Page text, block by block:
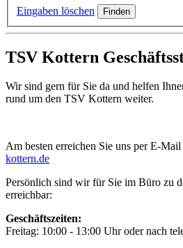
Eingaben löschen
TSV Kottern
Wir sind gern für Sie da und helfen
rund um den TSV Kottern weiter.
Am besten erreichen Sie uns per E-Mail
kottern.de
Persönlich sind wir für Sie im Büro zu
erreichbar:
Geschäftszeiten:
Freitag: 10:00 - 13:00 Uhr oder nach